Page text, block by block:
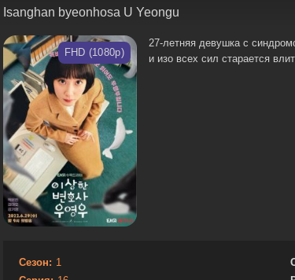
Isanghan byeonhosa U Yeongu
FHD (1080p)
27-летняя девушка с
и изо всех сил старается
Сезон: 1